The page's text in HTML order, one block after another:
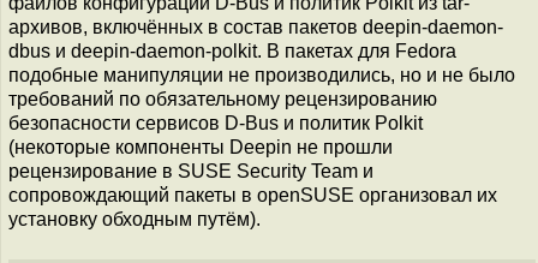
архивов, включённых в состав пакетов deepin-daemon-
dbus и deepin-daemon-polkit. В пакетах для Fedora
подобные манипуляции не производились, но и не было
требований по обязательному рецензированию
безопасности сервисов D-Bus и политик Polkit
(некоторые компоненты Deepin не прошли
рецензирование в SUSE Security Team и
сопровождающий пакеты в openSUSE организовал их
установку обходным путём).